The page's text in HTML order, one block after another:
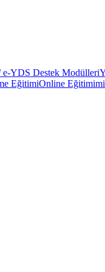
YDS Destek Modülleri
EğitimiOnline